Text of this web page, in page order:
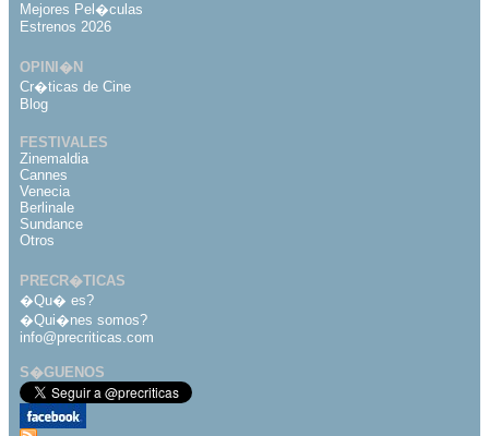
Mejores Pel�culas
Estrenos 2026
OPINI�N
Cr�ticas de Cine
Blog
FESTIVALES
Zinemaldia
Cannes
Venecia
Berlinale
Sundance
Otros
PRECR�TICAS
�Qu� es?
�Qui�nes somos?
info@precriticas.com
S�GUENOS